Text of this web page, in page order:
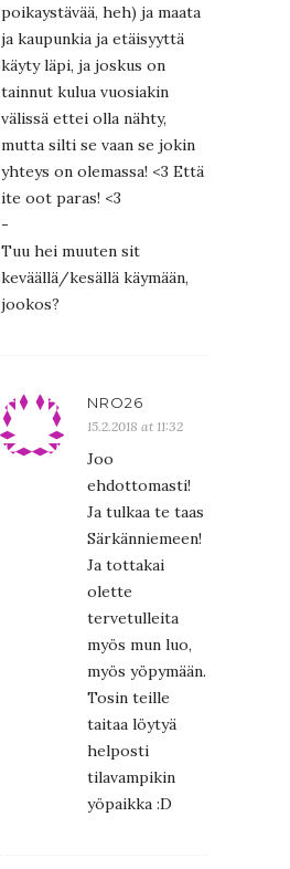
poikaystävää, heh) ja maata
ja kaupunkia ja etäisyyttä
käyty läpi, ja joskus on
tainnut kulua vuosiakin
välissä ettei olla nähty,
mutta silti se vaan se jokin
yhteys on olemassa! <3 Että
ite oot paras! <3
-
Tuu hei muuten sit
keväällä/kesällä käymään,
jookos?
NRO26
15.2.2018 at 11:32
Joo
ehdottomasti!
Ja tulkaa te taas
Särkänniemeen!
Ja tottakai
olette
tervetulleita
myös mun luo,
myös yöpymään.
Tosin teille
taitaa löytyä
helposti
tilavampikin
yöpaikka :D